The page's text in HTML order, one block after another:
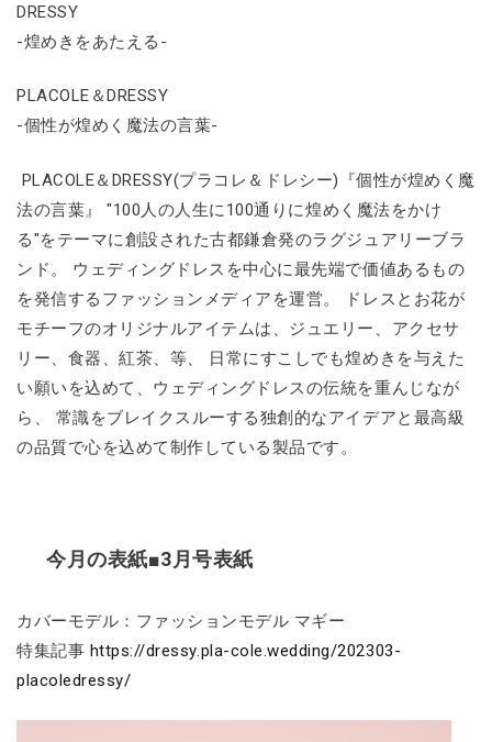
DRESSY
-煌めきをあたえる-
PLACOLE＆DRESSY
-個性が煌めく魔法の言葉-
PLACOLE＆DRESSY(プラコレ＆ドレシー)『個性が煌めく魔
法の言葉』 "100人の人生に100通りに煌めく魔法をかけ
る"をテーマに創設された古都鎌倉発のラグジュアリーブラ
ンド。 ウェディングドレスを中心に最先端で価値あるもの
を発信するファッションメディアを運営。 ドレスとお花が
モチーフのオリジナルアイテムは、ジュエリー、アクセサ
リー、食器、紅茶、等、 日常にすこしでも煌めきを与えた
い願いを込めて、ウェディングドレスの伝統を重んじなが
ら、 常識をブレイクスルーする独創的なアイデアと最高級
の品質で心を込めて制作している製品です。
今月の表紙■3月号表紙
カバーモデル：ファッションモデル マギー
特集記事 https://dressy.pla-cole.wedding/202303-
placoledressy/